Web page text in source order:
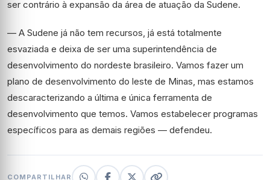
ser contrário à expansão da área de atuação da Sudene.
— A Sudene já não tem recursos, já está totalmente
esvaziada e deixa de ser uma superintendência de
desenvolvimento do nordeste brasileiro. Vamos fazer um
plano de desenvolvimento do leste de Minas, mas estamos
descaracterizando a última e única ferramenta de
desenvolvimento que temos. Vamos estabelecer programas
específicos para as demais regiões — defendeu.
COMPARTILHAR